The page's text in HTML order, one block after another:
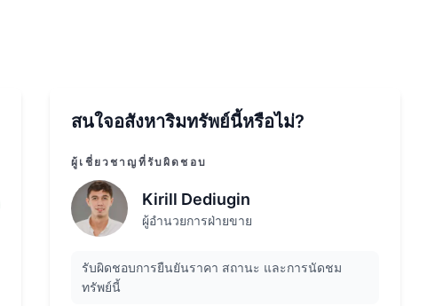
สนใจอสังหาริมทรัพย์นี้หรือไม่?
ผู้เชี่ยวชาญที่รับผิดชอบ
Kirill Dediugin
ผู้อำนวยการฝ่ายขาย
รับผิดชอบการยืนยันราคา สถานะ และการนัดชม
ทรัพย์นี้